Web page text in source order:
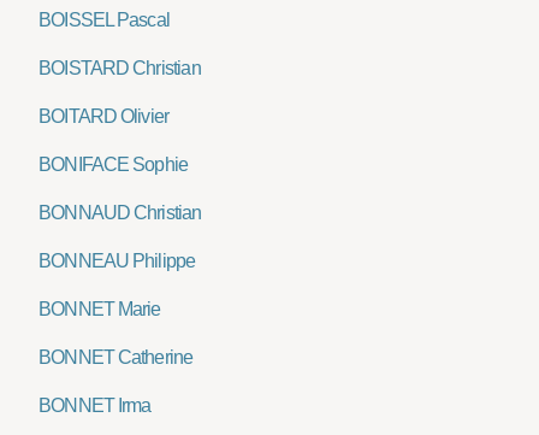
BOISSEL Pascal
BOISTARD Christian
BOITARD Olivier
BONIFACE Sophie
BONNAUD Christian
BONNEAU Philippe
BONNET Marie
BONNET Catherine
BONNET Irma